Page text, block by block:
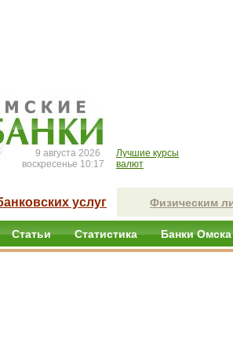
9 августа 2026
воскресенье 10:17
Лучшие курсы
валют
услуг Физическим
Статьи Статистика Банки Омска